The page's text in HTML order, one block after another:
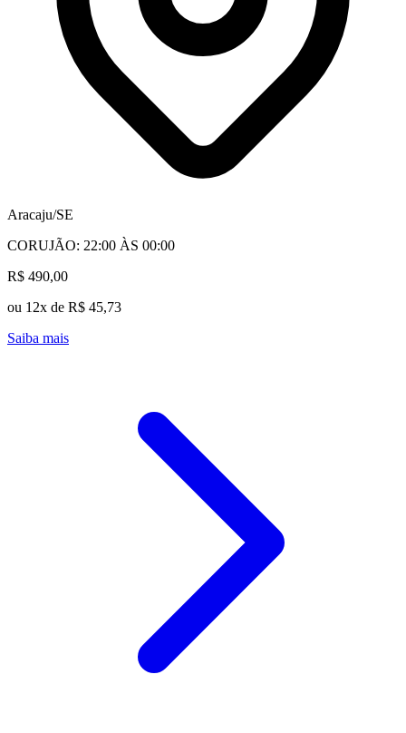
Aracaju/SE
CORUJÃO: 22:00 ÀS 00:00
R$ 490,00
ou 12x de R$ 45,73
Saiba mais